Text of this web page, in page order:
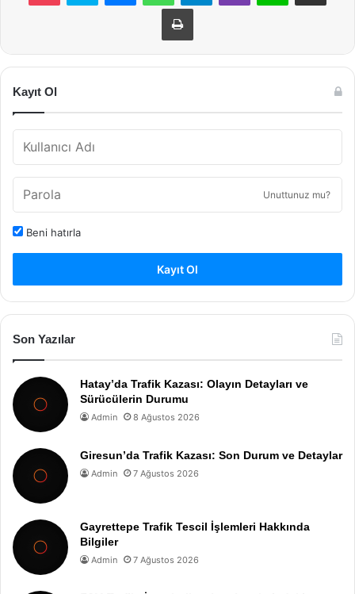
Yazdır
Kayıt Ol
Unuttunuz mu?
Beni hatırla
Kayıt Ol
Son Yazılar
Hatay’da Trafik Kazası: Olayın Detayları ve
Sürücülerin Durumu
Admin 8 Ağustos 2026
Giresun’da Trafik Kazası: Son Durum ve Detaylar
Admin 7 Ağustos 2026
Gayrettepe Trafik Tescil İşlemleri Hakkında
Bilgiler
Admin 7 Ağustos 2026